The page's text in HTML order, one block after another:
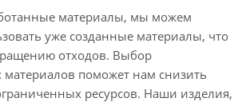
материалы, мы можем
уже созданные материалы, что
отходов. Выбор
поможет нам снизить
ресурсов. Наши изделия,